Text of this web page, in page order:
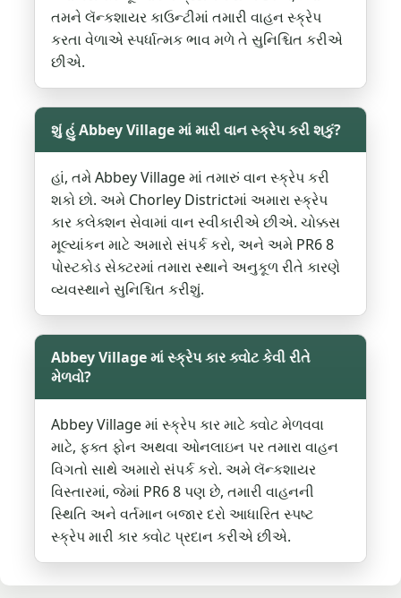
તમને લૅન્કશાયર કાઉન્ટીમાં તમારી વાહન સ્ક્રેપ
કરતા વેળાએ સ્પર્ધાત્મક ભાવ મળે તે સુનિશ્ચિત કરીએ
છીએ.
શું હું Abbey Village માં મારી વાન સ્ક્રેપ કરી શકું?
હાં, તમે Abbey Village માં તમારું વાન સ્ક્રેપ કરી
શકો છો. અમે Chorley Districtમાં અમારા સ્ક્રેપ
કાર કલેક્શન સેવામાં વાન સ્વીકારીએ છીએ. ચોક્કસ
મૂલ્યાંકન માટે અમારો સંપર્ક કરો, અને અમે PR6 8
પોસ્ટકોડ સેક્ટરમાં તમારા સ્થાને અનુકૂળ રીતે કારણે
વ્યવસ્થાને સુનિશ્ચિત કરીશું.
Abbey Village માં સ્ક્રેપ કાર ક્વોટ કેવી રીતે
મેળવો?
Abbey Village માં સ્ક્રેપ કાર માટે ક્વોટ મેળવવા
માટે, ફક્ત ફોન અથવા ઓનલાઇન પર તમારા વાહન
વિગતો સાથે અમારો સંપર્ક કરો. અમે લૅન્કશાયર
વિસ્તારમાં, જેમાં PR6 8 પણ છે, તમારી વાહનની
સ્થિતિ અને વર્તમાન બજાર દરો આધારિત સ્પષ્ટ
સ્ક્રેપ મારી કાર ક્વોટ પ્રદાન કરીએ છીએ.